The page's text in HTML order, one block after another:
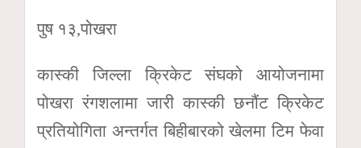
पुष १३,पोखरा
कास्की जिल्ला क्रिकेट संघको आयोजनामा
पोखरा रंगशलामा जारी कास्की छनौंट क्रिकेट
प्रतियोगिता अन्तर्गत बिहीबारको खेलमा टिम फेवा